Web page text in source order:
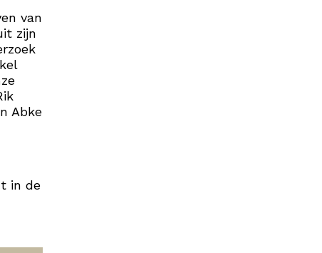
van
zijn
Abke
in de